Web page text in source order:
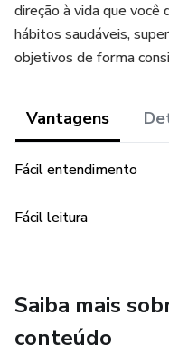
direção à vida que você
hábitos saudáveis,
objetivos de forma
Vantagens
Fácil entendimento
Fácil leitura
Saiba mais
conteúdo